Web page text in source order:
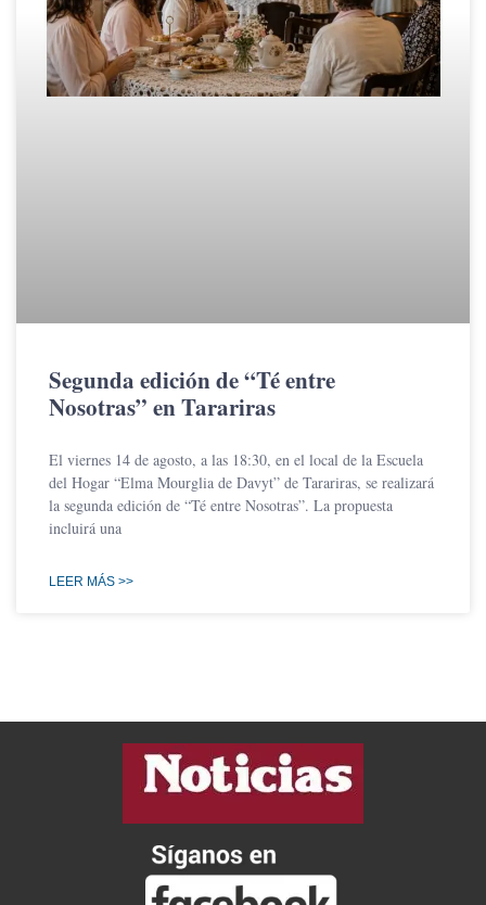
Segunda edición de “Té entre
Nosotras” en Tarariras
El viernes 14 de agosto, a las 18:30, en el local de la Escuela
del Hogar “Elma Mourglia de Davyt” de Tarariras, se realizará
la segunda edición de “Té entre Nosotras”. La propuesta
incluirá una
LEER MÁS >>